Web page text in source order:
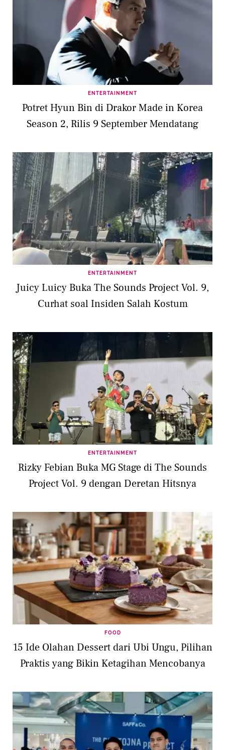
ENTERTAINMENT
Potret Hyun Bin di Drakor Made in Korea
Season 2, Rilis 9 September Mendatang
ENTERTAINMENT
Juicy Luicy Buka The Sounds Project Vol. 9,
Curhat soal Insiden Salah Kostum
ENTERTAINMENT
Rizky Febian Buka MG Stage di The Sounds
Project Vol. 9 dengan Deretan Hitsnya
FOOD
15 Ide Olahan Dessert dari Ubi Ungu, Pilihan
Praktis yang Bikin Ketagihan Mencobanya